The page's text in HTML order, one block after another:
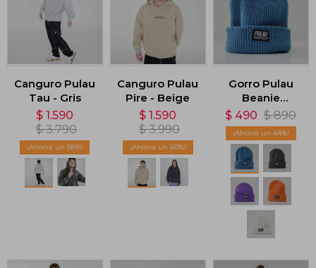
Canguro Pulau
Tau - Gris
$ 1.590
$ 3.790
58
Canguro Pulau
Pire - Beige
$ 1.590
$ 3.990
60
Gorro Pulau
Beanie
Patagonia -
Azul
$ 490 $ 890
44